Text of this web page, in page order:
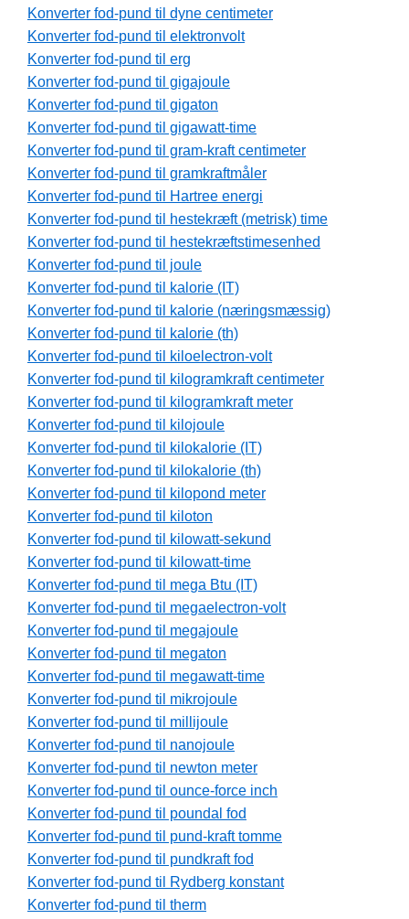
Konverter fod-pund til dyne centimeter
Konverter fod-pund til elektronvolt
Konverter fod-pund til erg
Konverter fod-pund til gigajoule
Konverter fod-pund til gigaton
Konverter fod-pund til gigawatt-time
Konverter fod-pund til gram-kraft centimeter
Konverter fod-pund til gramkraftmåler
Konverter fod-pund til Hartree energi
Konverter fod-pund til hestekræft (metrisk) time
Konverter fod-pund til hestekræftstimesenhed
Konverter fod-pund til joule
Konverter fod-pund til kalorie (IT)
Konverter fod-pund til kalorie (næringsmæssig)
Konverter fod-pund til kalorie (th)
Konverter fod-pund til kiloelectron-volt
Konverter fod-pund til kilogramkraft centimeter
Konverter fod-pund til kilogramkraft meter
Konverter fod-pund til kilojoule
Konverter fod-pund til kilokalorie (IT)
Konverter fod-pund til kilokalorie (th)
Konverter fod-pund til kilopond meter
Konverter fod-pund til kiloton
Konverter fod-pund til kilowatt-sekund
Konverter fod-pund til kilowatt-time
Konverter fod-pund til mega Btu (IT)
Konverter fod-pund til megaelectron-volt
Konverter fod-pund til megajoule
Konverter fod-pund til megaton
Konverter fod-pund til megawatt-time
Konverter fod-pund til mikrojoule
Konverter fod-pund til millijoule
Konverter fod-pund til nanojoule
Konverter fod-pund til newton meter
Konverter fod-pund til ounce-force inch
Konverter fod-pund til poundal fod
Konverter fod-pund til pund-kraft tomme
Konverter fod-pund til pundkraft fod
Konverter fod-pund til Rydberg konstant
Konverter fod-pund til therm